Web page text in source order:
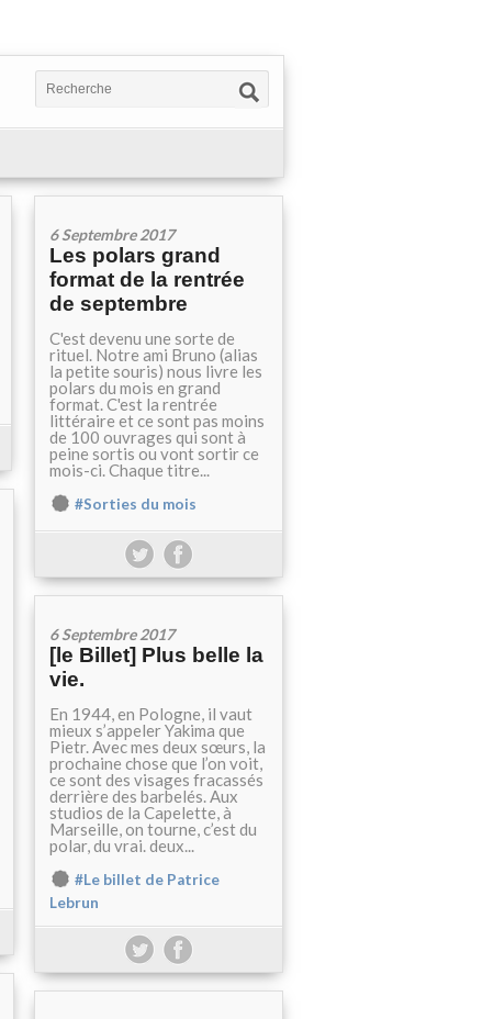
6 Septembre 2017
Les polars grand
format de la rentrée
de septembre
C'est devenu une sorte de
rituel. Notre ami Bruno (alias
la petite souris) nous livre les
polars du mois en grand
format. C'est la rentrée
littéraire et ce sont pas moins
de 100 ouvrages qui sont à
peine sortis ou vont sortir ce
mois-ci. Chaque titre...
#Sorties du mois
6 Septembre 2017
[le Billet] Plus belle la
vie.
En 1944, en Pologne, il vaut
mieux s’appeler Yakima que
Pietr. Avec mes deux sœurs, la
prochaine chose que l’on voit,
ce sont des visages fracassés
derrière des barbelés. Aux
studios de la Capelette, à
Marseille, on tourne, c’est du
polar, du vrai. deux...
#Le billet de Patrice
Lebrun